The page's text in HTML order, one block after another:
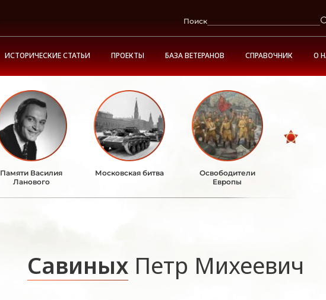
Поиск
ИСТОРИЧЕСКИЕ СТАТЬИ ПРОЕКТЫ БАЗА ВЕТЕРАНОВ СПРАВОЧНИК О
Памяти Василия
Ланового
Московская битва
Освободители
Европы
Савиных Петр Михеевич